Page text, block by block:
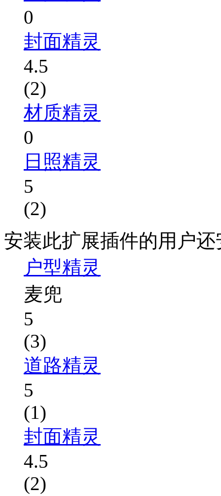
0
封面精灵
4.5
(2)
材质精灵
0
日照精灵
5
(2)
安装此扩展插件的用户
户型精灵
麦兜
5
(3)
道路精灵
5
(1)
封面精灵
4.5
(2)